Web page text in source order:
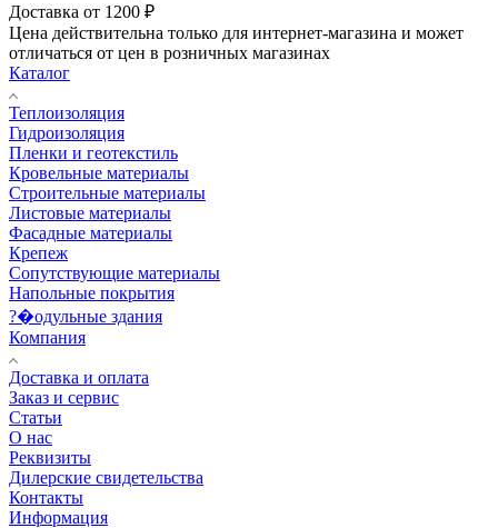
Доставка от 1200 ₽
Цена действительна только для интернет-магазина и может
отличаться от цен в розничных магазинах
Каталог
Теплоизоляция
Гидроизоляция
Пленки и геотекстиль
Кровельные материалы
Строительные материалы
Листовые материалы
Фасадные материалы
Крепеж
Сопутствующие материалы
Напольные покрытия
?�одульные здания
Компания
Доставка и оплата
Заказ и сервис
Статьи
О нас
Реквизиты
Дилерские свидетельства
Контакты
Информация